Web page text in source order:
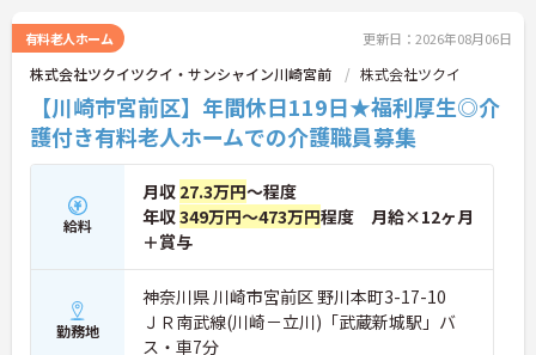
＜毎月の「リフレッシュ休暇」でプライベートも充
実＞通常の有給休暇とは別に、月に1日付与される
「リフレッシュ休暇」があります（年間最大12
日）。毎月自由に使える休暇なので、趣味の時間に
使ったり、有給休暇と組み合わせて連休を取得した
りするスタッフも多くいます。しっかり休んでリフ
レッシュすることで、仕事へのモチベーションも維
持しやすく、メリハリのある働き方が可能です。
有料老人ホーム 更新日：2026年08月06日
株式会社ツクイツクイ・サンシャイン川崎宮前 株式会社ツクイ
【川崎市宮前区】年間休日119日★福利厚生◎介
護付き有料老人ホームでの介護職員募集
給料
月収 27.3万円～程度
年収349万円～473万円程度 月給×12ヶ月
＋賞与
勤務地
神奈川県 川崎市宮前区 野川本町3-17-10
ＪＲ南武線(川崎－立川)「武蔵新城駅」バ
ス・車7分